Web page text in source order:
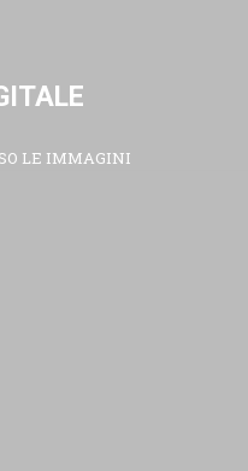
LE IMMAGINI